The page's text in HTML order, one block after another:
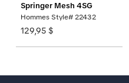
Springer Mesh 4SG
Hommes Style# 22432
129,95 $